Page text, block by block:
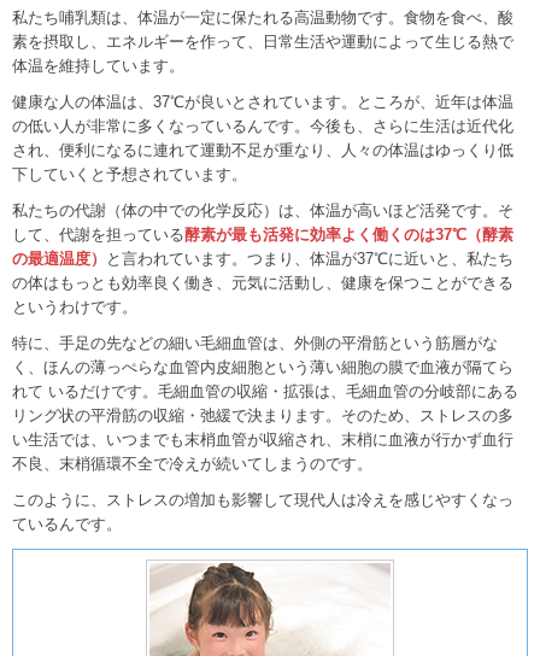
私たち哺乳類は、体温が一定に保たれる高温動物です。食物を食べ、酸
素を摂取し、エネルギーを作って、日常生活や運動によって生じる熱で
体温を維持しています。
健康な人の体温は、37℃が良いとされています。ところが、近年は体温
の低い人が非常に多くなっているんです。今後も、さらに生活は近代化
され、便利になるに連れて運動不足が重なり、人々の体温はゆっくり低
下していくと予想されています。
私たちの代謝（体の中での化学反応）は、体温が高いほど活発です。そ
して、代謝を担っている酵素が最も活発に効率よく働くのは37℃（酵素
の最適温度）
と言われています。つまり、体温が37℃に近いと、私たち
の体はもっとも効率良く働き、元気に活動し、健康を保つことができる
というわけです。
特に、手足の先などの細い毛細血管は、外側の平滑筋という筋層がな
く、ほんの薄っぺらな血管内皮細胞という薄い細胞の膜で血液が隔てら
れて いるだけです。毛細血管の収縮・拡張は、毛細血管の分岐部にある
リング状の平滑筋の収縮・弛緩で決まります。そのため、ストレスの多
い生活では、いつまでも末梢血管が収縮され、末梢に血液が行かず血行
不良、末梢循環不全で冷えが続いてしまうのです。
このように、ストレスの増加も影響して現代人は冷えを感じやすくなっ
ているんです。